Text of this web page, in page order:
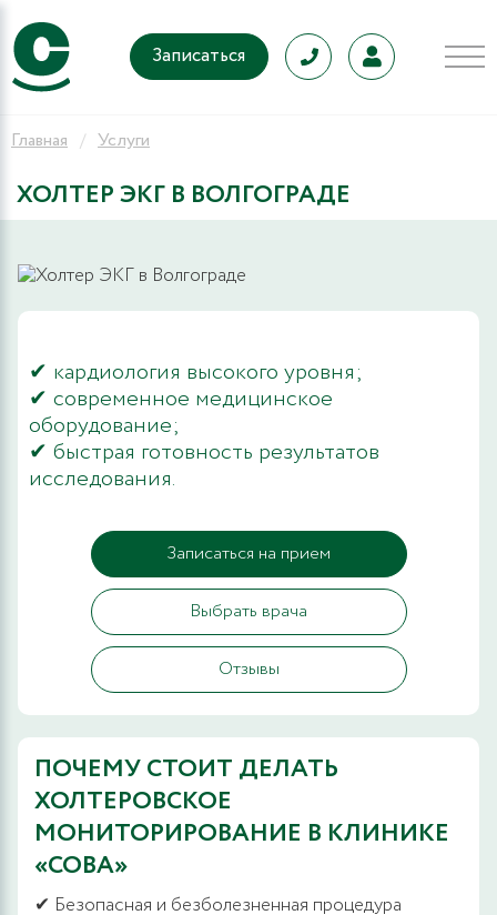
Записаться
Главная Услуги
ХОЛТЕР ЭКГ В ВОЛГОГРАДЕ
✔ кардиология высокого уровня;
✔ современное медицинское
оборудование;
✔ быстрая готовность результатов
исследования.
Записаться на прием
Выбрать врача
Отзывы
ПОЧЕМУ СТОИТ ДЕЛАТЬ
ХОЛТЕРОВСКОЕ
МОНИТОРИРОВАНИЕ В КЛИНИКЕ
«СОВА»
✔ Безопасная и безболезненная процедура